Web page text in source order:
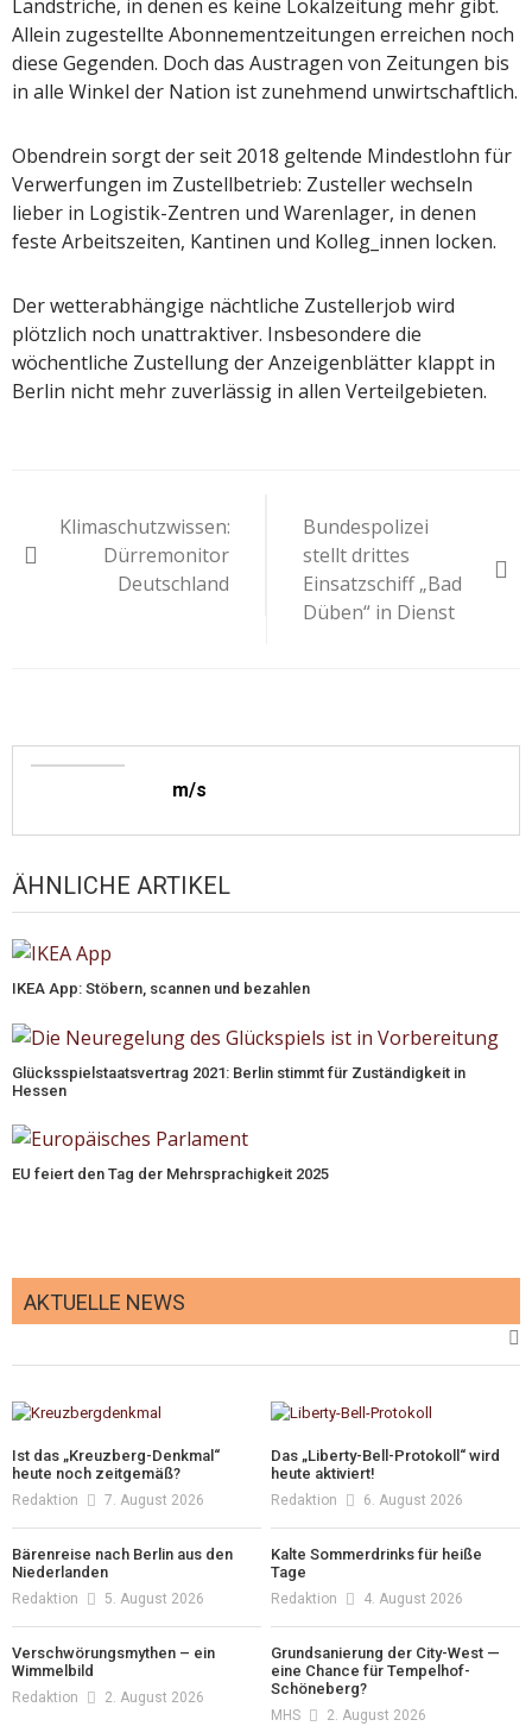
Landstriche, in denen es keine Lokalzeitung mehr gibt.
Allein zugestellte Abonnementzeitungen erreichen noch
diese Gegenden. Doch das Austragen von Zeitungen bis
in alle Winkel der Nation ist zunehmend unwirtschaftlich.
Obendrein sorgt der seit 2018 geltende Mindestlohn für
Verwerfungen im Zustellbetrieb: Zusteller wechseln
lieber in Logistik-Zentren und Warenlager, in denen
feste Arbeitszeiten, Kantinen und Kolleg_innen locken.
Der wetterabhängige nächtliche Zustellerjob wird
plötzlich noch unattraktiver. Insbesondere die
wöchentliche Zustellung der Anzeigenblätter klappt in
Berlin nicht mehr zuverlässig in allen Verteilgebieten.
Klimaschutzwissen:
Dürremonitor
Deutschland
Bundespolizei
stellt drittes
Einsatzschiff „Bad
Düben“ in Dienst
m/s
ÄHNLICHE ARTIKEL
IKEA App: Stöbern, scannen und bezahlen
Glücksspielstaatsvertrag 2021: Berlin stimmt für Zuständigkeit in
Hessen
EU feiert den Tag der Mehrsprachigkeit 2025
AKTUELLE NEWS
Ist das „Kreuzberg-Denkmal“
heute noch zeitgemäß?
Redaktion 7. August 2026
Das „Liberty-Bell-Protokoll“ wird
heute aktiviert!
Redaktion 6. August 2026
Bärenreise nach Berlin aus den
Niederlanden
Redaktion 5. August 2026
Kalte Sommerdrinks für heiße
Tage
Redaktion 4. August 2026
Verschwörungsmythen – ein
Wimmelbild
Redaktion 2. August 2026
Grundsanierung der City-West —
eine Chance für Tempelhof-
Schöneberg?
MHS 2. August 2026